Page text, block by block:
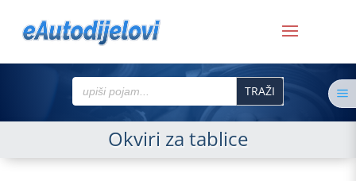
Search
for:
Okviri za tablice
a